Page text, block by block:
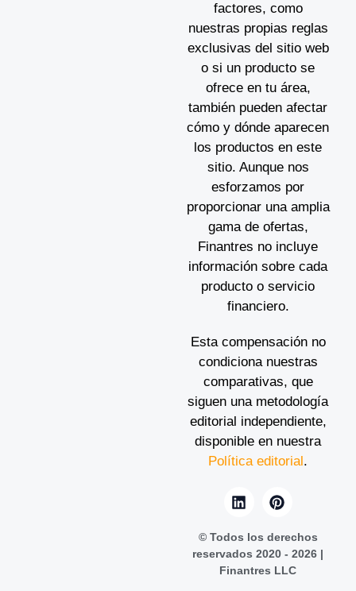
factores, como
nuestras propias reglas
exclusivas del sitio web
o si un producto se
ofrece en tu área,
también pueden afectar
cómo y dónde aparecen
los productos en este
sitio. Aunque nos
esforzamos por
proporcionar una amplia
gama de ofertas,
Finantres no incluye
información sobre cada
producto o servicio
financiero.
Esta compensación no
condiciona nuestras
comparativas, que
siguen una metodología
editorial independiente,
disponible en nuestra
Política editorial .
© Todos los derechos
reservados 2020 - 2026 |
Finantres LLC